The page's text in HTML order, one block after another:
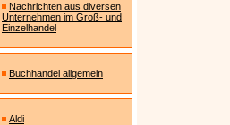
Nachrichten aus diversen
Unternehmen im Groß- und
Einzelhandel
Buchhandel allgemein
Aldi